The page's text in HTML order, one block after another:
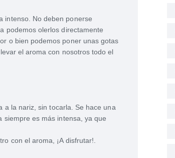
intenso. No deben ponerse
podemos olerlos directamente
o bien podemos poner unas gotas
el aroma con nosotros todo el
a la nariz, sin tocarla. Se hace una
siempre es más intensa, ya que
con el aroma, ¡A disfrutar!.